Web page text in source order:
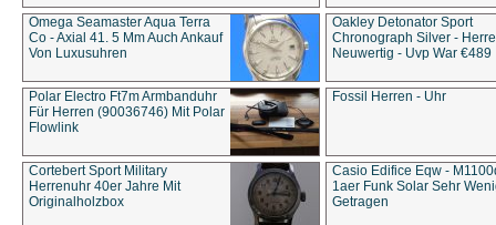
Omega Seamaster Aqua Terra
Co - Axial 41. 5 Mm Auch Ankauf
Von Luxusuhren
Oakley Detonator Sport
Chronograph Silver -
Neuwertig - Uvp War €489
Polar Electro Ft7m Armbanduhr
Für Herren (90036746) Mit Polar
Flowlink
Fossil Herren - Uhr
Cortebert Sport Military
Herrenuhr 40er Jahre Mit
Originalholzbox
Casio Edifice Eqw -
1aer Funk Solar Sehr
Getragen